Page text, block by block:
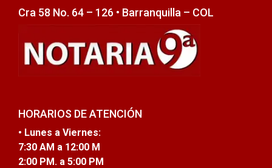
Cra 58 No. 64 – 126 • Barranquilla – COL
HORARIOS DE ATENCIÓN
• Lunes a Viernes:
7:30 AM a 12:00 M
2:00 PM. a 5:00 PM